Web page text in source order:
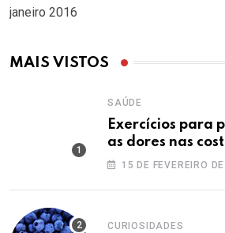
janeiro 2016
MAIS VISTOS
SAÚDE
Exercícios para
as dores nas
15 DE FEVEREIRO
CURIOSIDADES